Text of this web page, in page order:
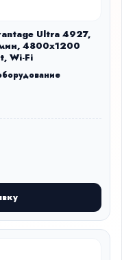
Ultra 4927,
4800x1200
Wi-Fi